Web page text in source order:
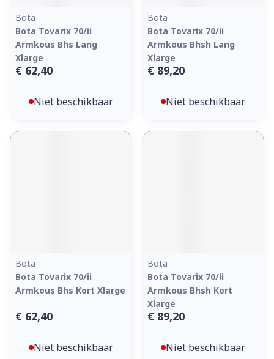
Bota
Bota Tovarix 70/ii
Armkous Bhs Lang
Xlarge
€ 62,40
Niet beschikbaar
Bota
Bota Tovarix 70/ii
Armkous Bhsh Lang
Xlarge
€ 89,20
Niet beschikbaar
Bota
Bota Tovarix 70/ii
Armkous Bhs Kort Xlarge
€ 62,40
Niet beschikbaar
Bota
Bota Tovarix 70/ii
Armkous Bhsh Kort
Xlarge
€ 89,20
Niet beschikbaar